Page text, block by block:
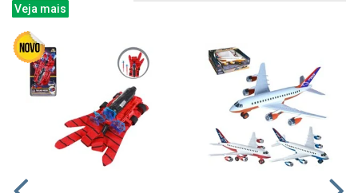
Veja mais